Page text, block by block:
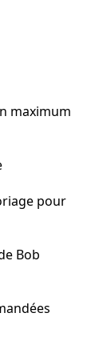
maximum
pour
Bob